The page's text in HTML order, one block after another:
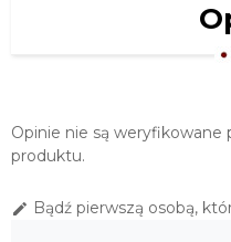
79,00
Opinie nie są
produktu.
 Bądź pierwszą osobą,